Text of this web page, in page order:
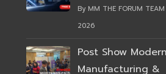
By MM THE FORUM
2026
Post Show Modern
Manufacturing &